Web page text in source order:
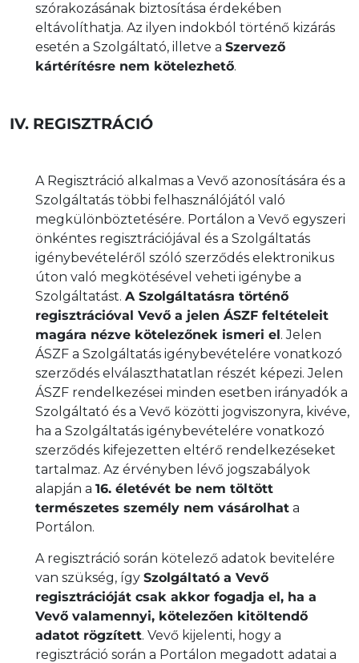
szórakozásának biztosítása érdekében
eltávolíthatja. Az ilyen indokból történő kizárás
esetén a Szolgáltató, illetve a Szervező
kártérítésre nem kötelezhető.
IV. REGISZTRÁCIÓ
A Regisztráció alkalmas a Vevő azonosítására és a
Szolgáltatás többi felhasználójától való
megkülönböztetésére. Portálon a Vevő egyszeri
önkéntes regisztrációjával és a Szolgáltatás
igénybevételéről szóló szerződés elektronikus
úton való megkötésével veheti igénybe a
Szolgáltatást. A Szolgáltatásra történő
regisztrációval Vevő a jelen ÁSZF feltételeit
magára nézve kötelezőnek ismeri el. Jelen
ÁSZF a Szolgáltatás igénybevételére vonatkozó
szerződés elválaszthatatlan részét képezi. Jelen
ÁSZF rendelkezései minden esetben irányadók a
Szolgáltató és a Vevő közötti jogviszonyra, kivéve,
ha a Szolgáltatás igénybevételére vonatkozó
szerződés kifejezetten eltérő rendelkezéseket
tartalmaz. Az érvényben lévő jogszabályok
alapján a 16. életévét be nem töltött
természetes személy nem vásárolhat a
Portálon.
A regisztráció során kötelező adatok bevitelére
van szükség, így Szolgáltató a Vevő
regisztrációját csak akkor fogadja el, ha a
Vevő valamennyi, kötelezően kitöltendő
adatot rögzített. Vevő kijelenti, hogy a
regisztráció során a Portálon megadott adatai a